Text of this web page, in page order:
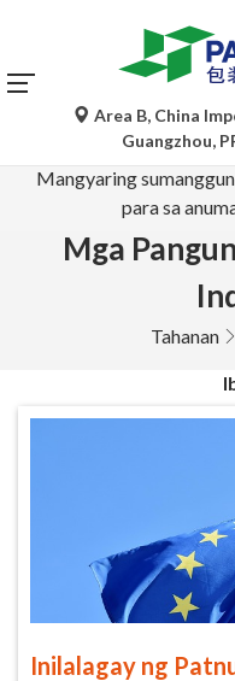
Ang mga awtomatikong
para lamang sa
Mangyaring
para sa
Area B, China
Guangzhou,
Mga
Tahanan
Inilalagay ng